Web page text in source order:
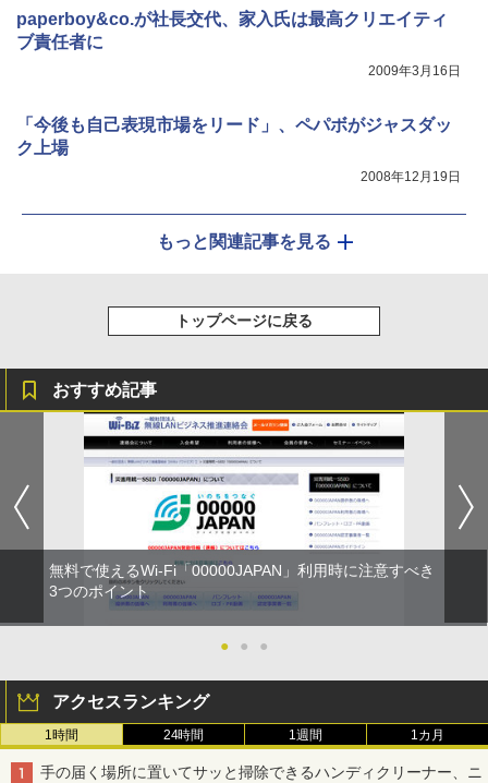
paperboy&co.が社長交代、家入氏は最高クリエイティ
ブ責任者に
2009年3月16日
「今後も自己表現市場をリード」、ペパボがジャスダッ
ク上場
2008年12月19日
もっと関連記事を見る
トップページに戻る
おすすめ記事
無料で使えるWi-Fi「00000JAPAN」利用時に注意すべき
3つのポイント
● ● ●
アクセスランキング
1時間 24時間 1週間 1カ月
手の届く場所に置いてサッと掃除できるハンディクリーナー、ニ